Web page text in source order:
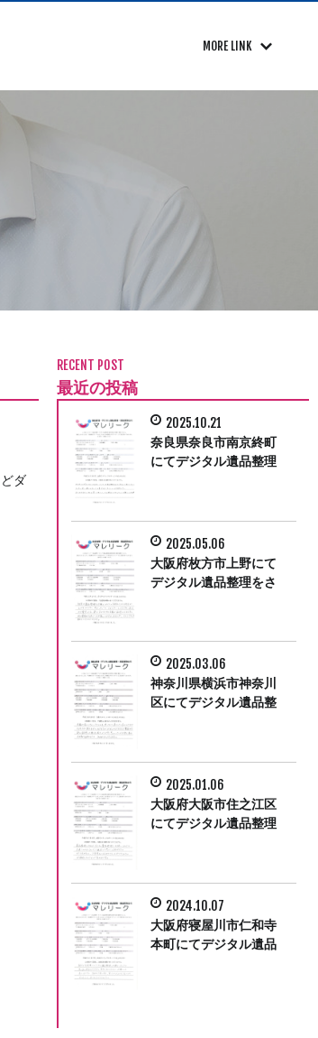
MORE LINK
ダ
RECENT POST
最近の投稿
2025.10.21
奈良県奈良市南京終町
にてデジタル遺品整理
2025.05.06
大阪府枚方市上野にて
デジタル遺品整理をさ
2025.03.06
神奈川県横浜市神奈川
区にてデジタル遺品整
2025.01.06
大阪府大阪市住之江区
にてデジタル遺品整理
2024.10.07
大阪府寝屋川市仁和寺
本町にてデジタル遺品